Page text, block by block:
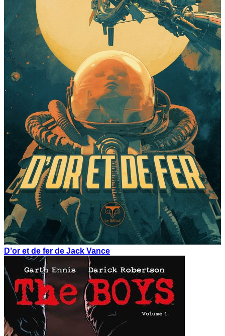
D’or et de fer de Jack Vance